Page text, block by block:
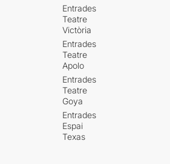
Entrades
Teatre
Victòria
Entrades
Teatre
Apolo
Entrades
Teatre
Goya
Entrades
Espai
Texas